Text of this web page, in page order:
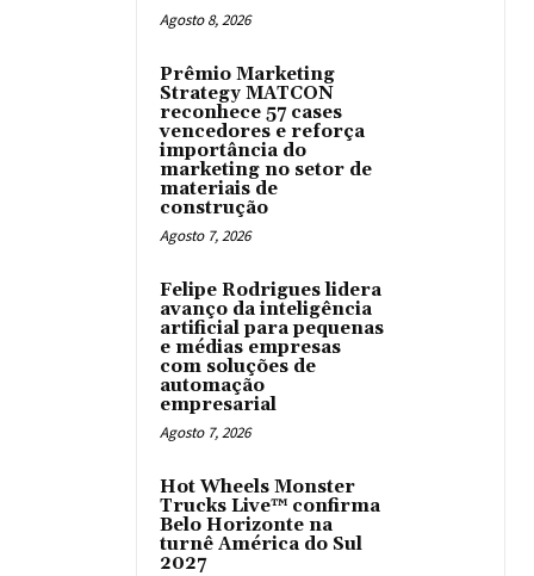
Agosto 8, 2026
Prêmio Marketing
Strategy MATCON
reconhece 57 cases
vencedores e reforça
importância do
marketing no setor de
materiais de
construção
Agosto 7, 2026
Felipe Rodrigues lidera
avanço da inteligência
artificial para pequenas
e médias empresas
com soluções de
automação
empresarial
Agosto 7, 2026
Hot Wheels Monster
Trucks Live™ confirma
Belo Horizonte na
turnê América do Sul
2027